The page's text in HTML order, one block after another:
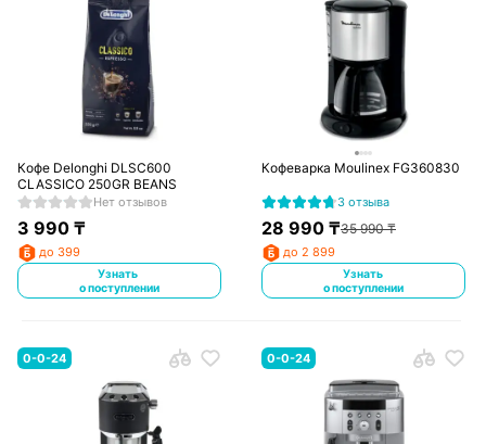
Кофе Delonghi DLSC600
CLASSICO 250GR BEANS
Нет отзывов
3 990₸
до 399
Узнать
о поступлении
Кофеварка Moulinex FG360830
3 отзыва
28 990 ₸35 990₸
до 2 899
Узнать
о поступлении
0-0-24 0-0-24